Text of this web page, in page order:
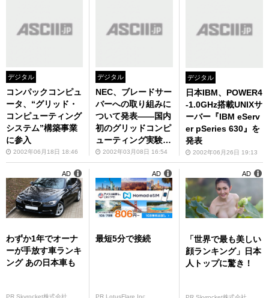
デジタル
コンパックコンピュ
ータ、“グリッド・
コンピューティング
システム”構築事業
に参入
2002年06月18日 18:46
デジタル
NEC、ブレードサー
バーへの取り組みに
ついて発表――国内
初のグリッドコンピ
ューティング実験の
概要も公開
2002年03月08日 16:54
デジタル
日本IBM、POWER4
-1.0GHz搭載UNIXサ
ーバー『IBM eServ
er pSeries 630』を
発表
2002年06月26日 19:13
わずか1年でオーナ
ーが手放す車ランキ
ング あの日本車も
PR Skyrocket株式会社
AD
最短5分で接続
PR LotusFlare Inc
AD
「世界で最も美しい
顔ランキング」日本
人トップに驚き！
AD